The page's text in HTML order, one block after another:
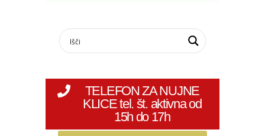
TELEFON ZA NUJNE
KLICE tel. št. aktivna od
15h do 17h